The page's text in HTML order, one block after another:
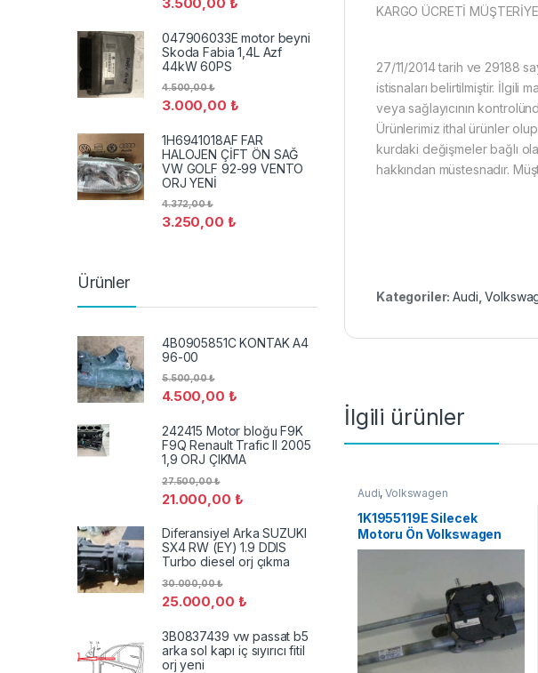
KARGO ÜCRETİ
27/11/2014 tarih ve 29188
istisnaları belirtilmiştir. İlgili
veya sağlayıcının
Ürünlerimiz ithal ürünler olup
kurdaki değişmeler bağlı
hakkından müstesnadır.
Kategoriler:Audi ,
İlgili ürünler
Audi,Volkswagen
1K1955119E Silecek
Motoru Ön Volkswagen
Golf VI 2009
047906033E motor beyni
Skoda Fabia 1,4L Azf
44kW 60PS
3.000,00 ₺
4.500,00₺
1H6941018AF FAR
HALOJEN ÇİFT ÖN SAĞ
VW GOLF 92-99 VENTO
ORJ YENİ
3.250,00 ₺
4.372,00₺
Ürünler
4B0905851C KONTAK A4
96-00
4.500,00 ₺
5.500,00₺
242415 Motor bloğu F9K
F9Q Renault Trafic II 2005
1,9 ORJ ÇIKMA
21.000,00 ₺
27.500,00₺
Diferansiyel Arka SUZUKI
SX4 RW (EY) 1.9 DDIS
Turbo diesel orj çıkma
25.000,00 ₺
30.000,00₺
3B0837439 vw passat b5
arka sol kapı iç sıyırıcı fitil
orj yeni